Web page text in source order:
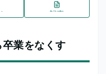
記事
業をなくす